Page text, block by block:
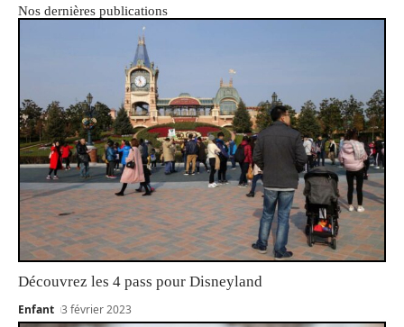
Nos dernières publications
Découvrez les 4 pass pour Disneyland
Enfant 3 février 2023